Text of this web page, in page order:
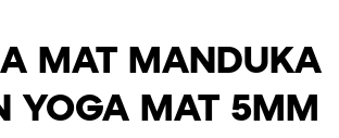
MAT MANDUKA
YOGA MAT 5MM